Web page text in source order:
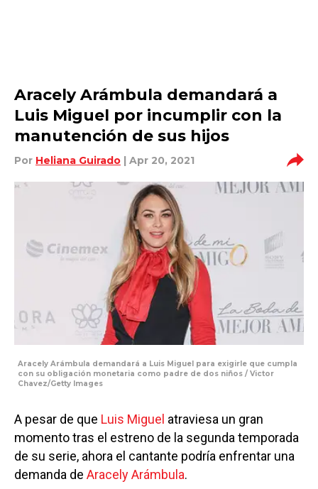
Aracely Arámbula demandará a
Luis Miguel por incumplir con la
manutención de sus hijos
Por Heliana Guirado | Apr 20, 2021
Aracely Arámbula demandará a Luis Miguel para exigirle que cumpla
con su obligación monetaria como padre de dos niños / Victor
Chavez/Getty Images
A pesar de que Luis Miguel atraviesa un gran
momento tras el estreno de la segunda temporada
de su serie, ahora el cantante podría enfrentar una
demanda de Aracely Arámbula.